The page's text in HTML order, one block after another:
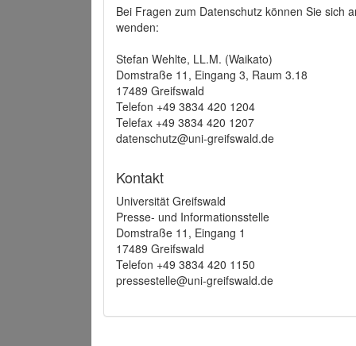
Bei Fragen zum Datenschutz können Sie sich
wenden:
Stefan Wehlte, LL.M. (Waikato)
Domstraße 11, Eingang 3, Raum 3.18
17489 Greifswald
Telefon +49 3834 420 1204
Telefax +49 3834 420 1207
datenschutz@uni-greifswald.de
Kontakt
Universität Greifswald
Presse- und Informationsstelle
Domstraße 11, Eingang 1
17489 Greifswald
Telefon +49 3834 420 1150
pressestelle@uni-greifswald.de